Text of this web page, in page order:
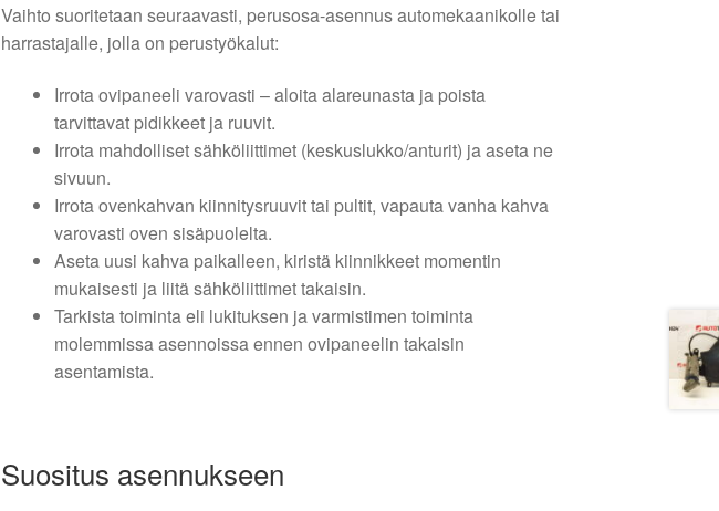
Vaihto suoritetaan seuraavasti, perusosa-asennus automekaanikolle tai
harrastajalle, jolla on perustyökalut:
Irrota ovipaneeli varovasti – aloita alareunasta ja poista
tarvittavat pidikkeet ja ruuvit.
Irrota mahdolliset sähköliittimet (keskuslukko/anturit) ja aseta ne
sivuun.
Irrota ovenkahvan kiinnitysruuvit tai pultit, vapauta vanha kahva
varovasti oven sisäpuolelta.
Aseta uusi kahva paikalleen, kiristä kiinnikkeet momentin
mukaisesti ja liitä sähköliittimet takaisin.
Tarkista toiminta eli lukituksen ja varmistimen toiminta
molemmissa asennoissa ennen ovipaneelin takaisin
asentamista.
Suositus asennukseen